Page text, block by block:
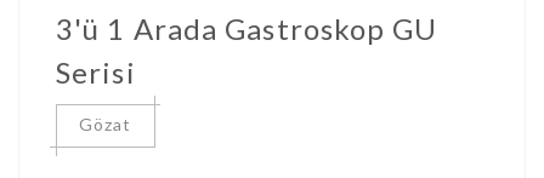
3'ü 1 Arada Gastroskop GU
Serisi
Gözat